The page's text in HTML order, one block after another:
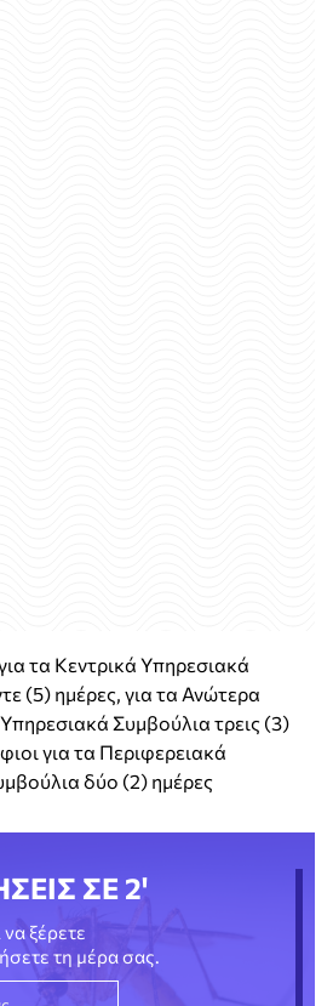
τα Κεντρικά Υπηρεσιακά
(5) ημέρες, για τα Ανώτερα
Συμβούλια τρεις (3)
για τα Περιφερειακά
δύο (2) ημέρες
ΣΕ 2'
ξέρετε
τη μέρα σας.